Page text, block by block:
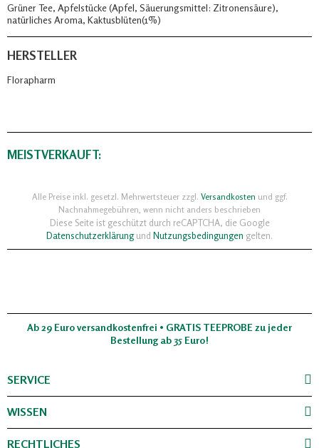
Grüner Tee, Apfelstücke (Apfel, Säuerungsmittel: Zitronensäure),
natürliches Aroma, Kaktusblüten(1%)
HERSTELLER
Florapharm
MEISTVERKAUFT:
Alle Preise inkl. gesetzl. Mehrwertsteuer zzgl. Versandkosten und ggf.
Nachnahmegebühren, wenn nicht anders beschrieben
Diese Seite ist geschützt durch reCAPTCHA, die Google
Datenschutzerklärungund Nutzungsbedingungen gelten.
Ab 29 Euro versandkostenfrei • GRATIS TEEPROBE zu jeder
Bestellung ab 35 Euro!
SERVICE
WISSEN
RECHTLICHES